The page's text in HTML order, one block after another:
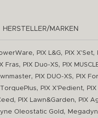
HERSTELLER/MARKEN
, PIX L&G, PIX X'Set,
Fras, PIX Duo-XS, PIX
, PIX DUO-XS, PIX
TorquePlus, PIX X'Pedient,
, PIX Lawn&Garden, PIX
Oleostatic Gold ,